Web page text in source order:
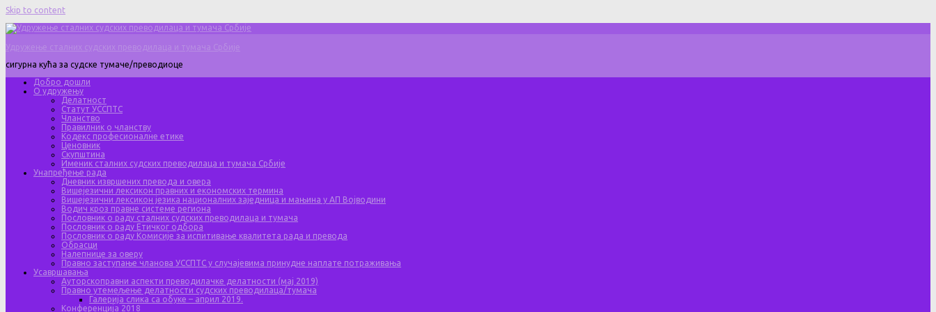
Skip to content
Удружење сталних судских преводилаца и тумача Србије
сигурна кућа за судске тумаче/преводиоце
Добро дошли
О удружењу
Делатност
Статут УССПТС
Чланство
Правилник о чланству
Кодекс професионалне етике
Ценовник
Скупштина
Именик сталних судских преводилаца и тумача Србије
Унапређење рада
Дневник извршених превода и овера
Вишејезични лексикон правних и економских термина
Вишејезични лексикон језика националних заједница и мањина у АП Војводини
Водич кроз правне системе региона
Пословник о раду сталних судских преводилаца и тумача
Пословник о раду Етичког одбора
Пословник о раду Комисије за испитивање квалитета рада и превода
Обрасци
Налепнице за оверу
Правно заступање чланова УССПТС у случајевима принудне наплате потраживања
Усавршавања
Ауторскоправни аспекти преводилачке делатности (мај 2019)
Правно утемељење делатности судских преводилаца/тумача
Галерија слика са обуке – април 2019.
Конференција 2018